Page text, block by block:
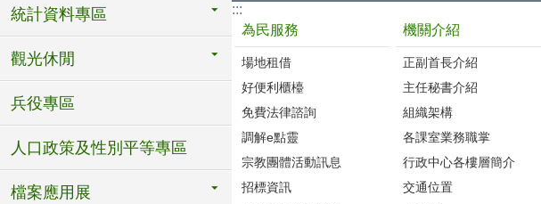
統計資料專區
觀光休閒
兵役專區
人口政策及性別平等專區
檔案應用展
:::
為民服務
場地租借
好便利櫃檯
免費法律諮詢
調解e點靈
宗教團體活動訊息
招標資訊
機關介紹
正副首長介紹
主任秘書介紹
組織架構
各課室業務職掌
行政中心各樓層簡介
交通位置